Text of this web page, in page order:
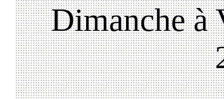
Dimanche à